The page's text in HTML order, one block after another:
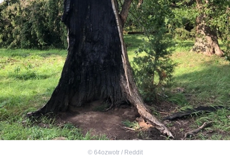
© 64ozwotr / Reddit